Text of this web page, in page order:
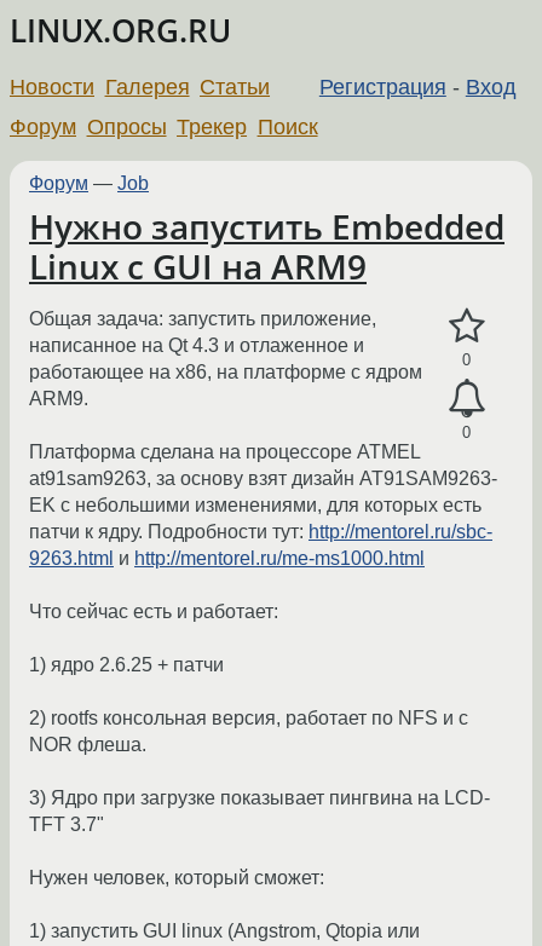
LINUX.ORG.RU
Регистрация - Вход
Новости Галерея Статьи
Форум Опросы Трекер Поиск
Форум — Job
Нужно запустить Embedded
Linux с GUI на ARM9
0
0
Общая задача: запустить приложение,
написанное на Qt 4.3 и отлаженное и
работающее на х86, на платформе с ядром
ARM9.
Платформа сделана на процессоре ATMEL
at91sam9263, за основу взят дизайн AT91SAM9263-
EK с небольшими изменениями, для которых есть
патчи к ядру. Подробности тут: http://mentorel.ru/sbc-
9263.html и http://mentorel.ru/me-ms1000.html
Что сейчас есть и работает:
1) ядро 2.6.25 + патчи
2) rootfs консольная версия, работает по NFS и с
NOR флеша.
3) Ядро при загрузке показывает пингвина на LCD-
TFT 3.7"
Нужен человек, который сможет:
1) запустить GUI linux (Angstrom, Qtopia или